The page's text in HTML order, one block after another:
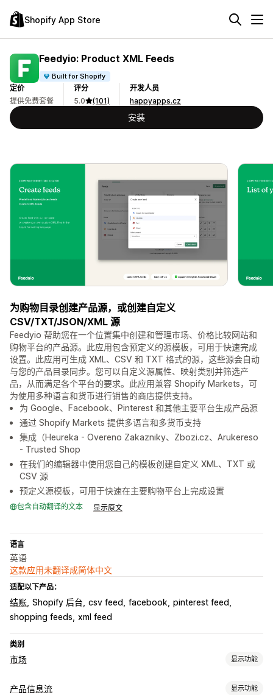
Shopify App Store
Feedyio: Product XML Feeds
Built for Shopify
定价
提供免费套餐
评分
5.0
(101)
开发人员
happyapps.cz
安装
为购物目录创建产品源，或创建自定义
CSV/TXT/JSON/XML 源
Feedyio 帮助您在一个位置集中创建和管理市场、价格比较网站和
购物平台的产品源。此应用包含预定义的源模板，可用于快速完成
设置。此应用可生成 XML、CSV 和 TXT 格式的源，这些源会自动
与您的产品目录同步。您可以自定义源属性、映射类别并筛选产
品，从而满足各个平台的要求。此应用兼容 Shopify Markets，可
为使用多种语言和货币进行销售的商店提供支持。
为 Google、Facebook、Pinterest 和其他主要平台生成产品源
通过 Shopify Markets 提供多语言和多货币支持
集成（Heureka - Overeno Zakazniky、Zbozi.cz、Arukereso
- Trusted Shop
在我们的编辑器中使用您自己的模板创建自定义 XML、TXT 或
CSV 源
预定义源模板，可用于快速在主要购物平台上完成设置
包含自动翻译的文本 显示原文
语言
英语
这款应用未翻译成简体中文
适配以下产品：
结账 Shopify 后台 csv feed facebook pinterest feed
shopping feeds xml feed
类别
市场 显示功能
产品页面管理
产品信息流 显示功能